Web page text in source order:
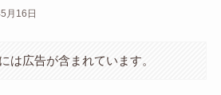
月16日
は広告が含まれています。